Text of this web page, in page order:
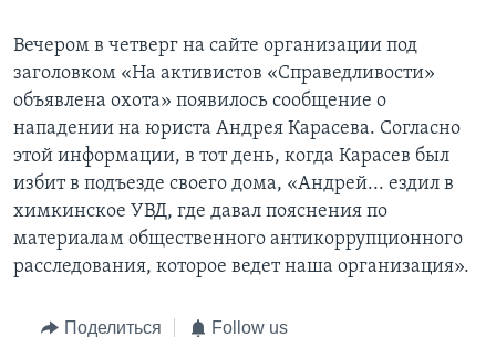
Вечером в четверг на сайте организации под
заголовком «На активистов «Справедливости»
объявлена охота» появилось сообщение о
нападении на юриста Андрея Карасева. Согласно
этой информации, в тот день, когда Карасев был
избит в подъезде своего дома, «Андрей... ездил в
химкинское УВД, где давал пояснения по
материалам общественного антикоррупционного
расследования, которое ведет наша организация».
Поделиться Follow us